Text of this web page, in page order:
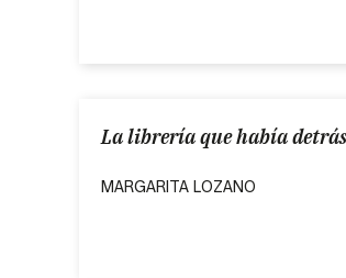
La librería que había
MARGARITA LOZANO